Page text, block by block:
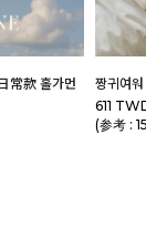
常款 홀가먼
짱귀여
611
(参考 :